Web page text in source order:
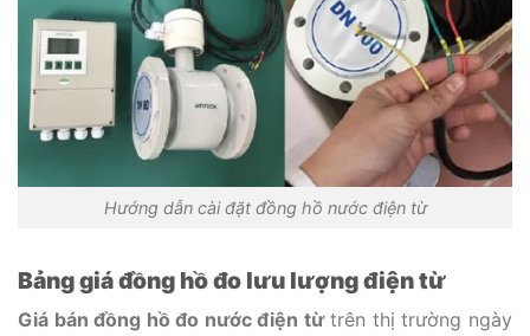
Hướng dẫn cài đặt đồng hồ nước điện từ
Bảng giá đồng hồ đo lưu lượng điện từ
Giá bán đồng hồ đo nước điện từtrên thị trường ngày